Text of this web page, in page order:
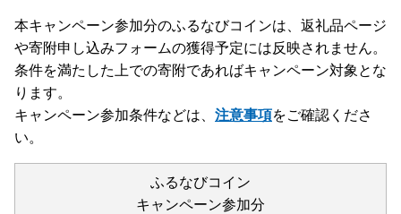
本キャンペーン参加分のふるなびコインは、返礼品ページ
や寄附申し込みフォームの獲得予定には反映されません。
条件を満たした上での寄附であればキャンペーン対象とな
ります。
キャンペーン参加条件などは、 注意事項をご確認くださ
い。
ふるなびコイン
キャンペーン参加分